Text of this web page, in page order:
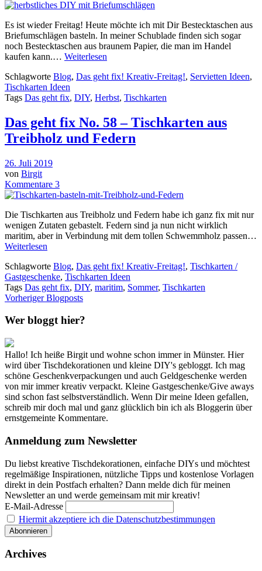
Es ist wieder Freitag! Heute möchte ich mit Dir Bestecktaschen aus
Briefumschlägen basteln. In meiner Schublade finden sich sogar
noch Bestecktaschen aus braunem Papier, die man im Handel
kaufen kann.… Weiterlesen
Schlagworte Blog, Das geht fix! Kreativ-Freitag!, Servietten Ideen,
Tischkarten Ideen
Tags Das geht fix, DIY, Herbst, Tischkarten
Das geht fix No. 58 – Tischkarten aus
Treibholz und Federn
26. Juli 2019
von Birgit
Kommentare 3
Die Tischkarten aus Treibholz und Federn habe ich ganz fix mit nur
wenigen Zutaten gebastelt. Federn sind ja nun nicht wirklich
maritim, aber in Verbindung mit dem tollen Schwemmholz passen…
Weiterlesen
Schlagworte Blog, Das geht fix! Kreativ-Freitag!, Tischkarten /
Gastgeschenke, Tischkarten Ideen
Tags Das geht fix, DIY, maritim, Sommer, Tischkarten
Vorheriger Blogposts
Wer bloggt hier?
Hallo! Ich heiße Birgit und wohne schon immer in Münster. Hier
wird über Tischdekorationen und kleine DIY's gebloggt. Ich mag
schöne Geschenkverpackungen und auch Geldgeschenke werden
von mir immer kreativ verpackt. Kleine Gastgeschenke/Give aways
sind schon fast selbstverständlich. Wenn Dir meine Ideen gefallen,
schreib mir doch mal und ganz glücklich bin ich als Bloggerin über
ernstgemeinte Kommentare.
Anmeldung zum Newsletter
Du liebst kreative Tischdekorationen, einfache DIYs und möchtest
regelmäßige Inspirationen, nützliche Tipps und kostenlose Vorlagen
direkt in dein Postfach erhalten? Dann melde dich für meinen
Newsletter an und werde gemeinsam mit mir kreativ!
E-Mail-Adresse
Hiermit akzeptiere ich die Datenschutzbestimmungen
Archives